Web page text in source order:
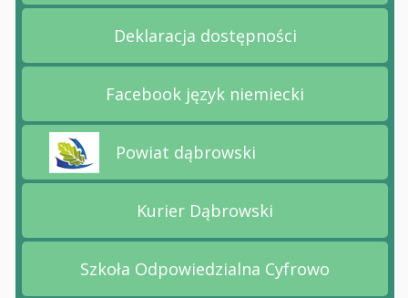
Przejdź na stronę
Deklaracja dostępności
Przejdź na stronę
Facebook język niemiecki
Przejdź na stronę Powiat dąbrowski
Powiat dąbrowski
Przejdź na stronę Kurier
Kurier Dąbrowski
Przejdź na stronę Szkoła
Szkoła Odpowiedzialna Cyfrowo